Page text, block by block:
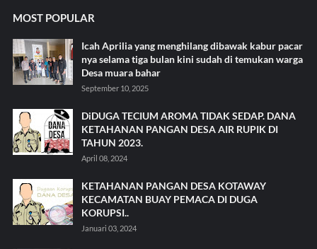
MOST POPULAR
Icah Aprilia yang menghilang dibawak kabur pacar
nya selama tiga bulan kini sudah di temukan warga
Desa muara bahar
September 10, 2025
DiDUGA TECIUM AROMA TIDAK SEDAP. DANA
KETAHANAN PANGAN DESA AIR RUPIK DI
TAHUN 2023.
April 08, 2024
KETAHANAN PANGAN DESA KOTAWAY
KECAMATAN BUAY PEMACA DI DUGA
KORUPSI..
Januari 03, 2024